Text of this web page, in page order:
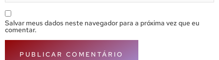
Salvar meus dados neste navegador para a próxima vez que eu
comentar.